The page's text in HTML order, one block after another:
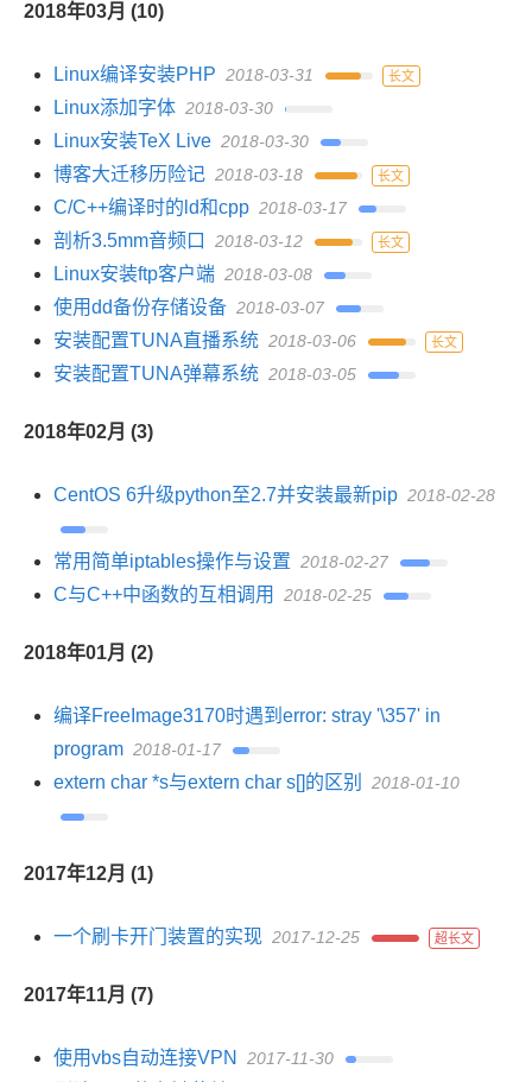
2018年03月 (10)
Linux编译安装PHP 2018-03-31 长文
Linux添加字体 2018-03-30
Linux安装TeX Live 2018-03-30
博客大迁移历险记 2018-03-18 长文
C/C++编译时的ld和cpp 2018-03-17
剖析3.5mm音频口 2018-03-12 长文
Linux安装ftp客户端 2018-03-08
使用dd备份存储设备 2018-03-07
安装配置TUNA直播系统 2018-03-06 长文
安装配置TUNA弹幕系统 2018-03-05
2018年02月 (3)
CentOS 6升级python至2.7并安装最新pip 2018-02-28
常用简单iptables操作与设置 2018-02-27
C与C++中函数的互相调用 2018-02-25
2018年01月 (2)
编译FreeImage3170时遇到error: stray '\357' in
program 2018-01-17
extern char *s与extern char s[]的区别 2018-01-10
2017年12月 (1)
一个刷卡开门装置的实现 2017-12-25 超长文
2017年11月 (7)
使用vbs自动连接VPN 2017-11-30